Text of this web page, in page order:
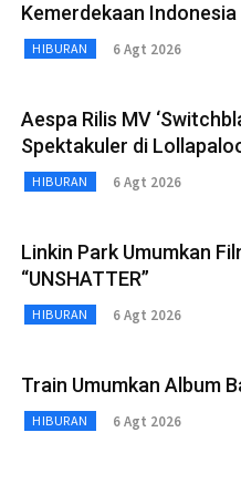
Kemerdekaan Indonesia
HIBURAN 6 Agt 2026
Aespa Rilis MV
Spektakuler di
HIBURAN 6 Agt 2026
Linkin Park Umumkan
“UNSHATTER”
HIBURAN 6 Agt 2026
Train Umumkan Album
HIBURAN 6 Agt 2026